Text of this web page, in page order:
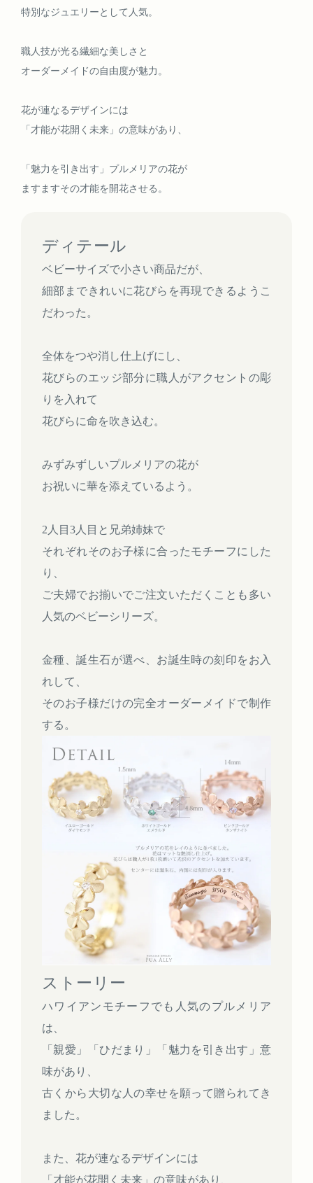
特別なジュエリーとして人気。
職人技が光る繊細な美しさと
オーダーメイドの自由度が魅力。
花が連なるデザインには
「才能が花開く未来」の意味があり、
「魅力を引き出す」プルメリアの花が
ますますその才能を開花させる。
ディテール
ベビーサイズで小さい商品だが、
細部まできれいに花びらを再現できるようこ
だわった。
全体をつや消し仕上げにし、
花びらのエッジ部分に職人がアクセントの彫
りを入れて
花びらに命を吹き込む。
みずみずしいプルメリアの花が
お祝いに華を添えているよう。
2人目3人目と兄弟姉妹で
それぞれそのお子様に合ったモチーフにした
り、
ご夫婦でお揃いでご注文いただくことも多い
人気のベビーシリーズ。
金種、誕生石が選べ、お誕生時の刻印をお入
れして、
そのお子様だけの完全オーダーメイドで制作
する。
ストーリー
ハワイアンモチーフでも人気のプルメリア
は、
「親愛」「ひだまり」「魅力を引き出す」意
味があり、
古くから大切な人の幸せを願って贈られてき
ました。
また、花が連なるデザインには
「才能が花開く未来」の意味があり、